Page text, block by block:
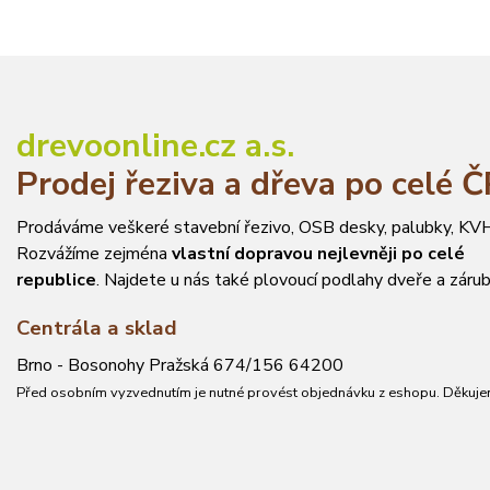
drevoonline.cz a.s.
Prodej řeziva a dřeva po celé
Prodáváme veškeré stavební řezivo, OSB desky, palubky,
Rozvážíme zejména vlastní dopravou nejlevněji po celé
republice. Najdete u nás také plovoucí podlahy dveře a
Centrála a sklad
Brno - Bosonohy Pražská 674/156 64200
Před osobním vyzvednutím je nutné provést objednávku z eshopu.